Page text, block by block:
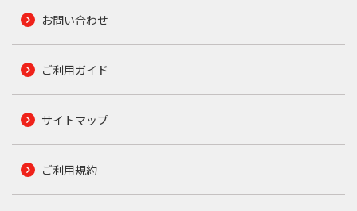
お問い合わせ
ご利用ガイド
サイトマップ
ご利用規約